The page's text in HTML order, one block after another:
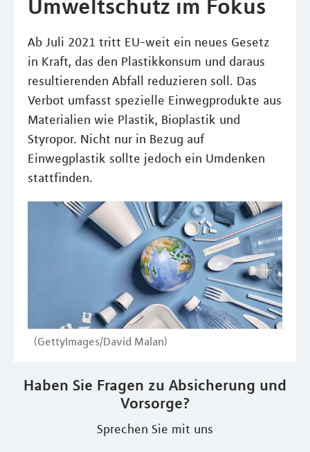
Umweltschutz im Fokus
Ab Juli 2021 tritt EU-weit ein neues Gesetz
in Kraft, das den Plastikkonsum und daraus
resultierenden Abfall reduzieren soll. Das
Verbot umfasst spezielle Einwegprodukte aus
Materialien wie Plastik, Bioplastik und
Styropor. Nicht nur in Bezug auf
Einwegplastik sollte jedoch ein Umdenken
stattfinden.
(GettyImages/David Malan)
Haben Sie Fragen zu Absicherung und
Vorsorge?
Sprechen Sie mit uns